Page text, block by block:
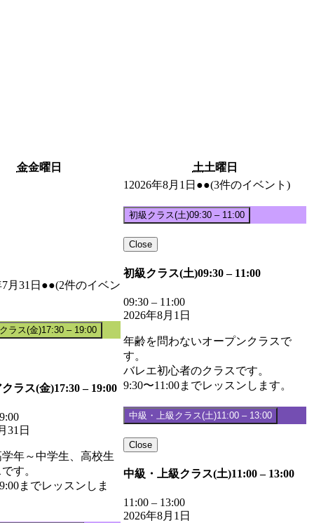
金金曜日 土土曜日
月31日 ●●(2件のイベン
ラス(金)17:30 – 19:00
ラス(金)17:30 – 19:00
31日
年～中学生、高校生
す。
までレッスンしま
1 2026年8月1日 ●●(3件のイベント)
初級クラス(土)09:30 – 11:00
Close
初級クラス(土)09:30 – 11:00
09:30 – 11:00
2026年8月1日
年齢を問わないオープンクラスで
す。
バレエ初心者のクラスです。
9:30〜11:00までレッスンします。
中級・上級クラス(土)11:00 – 13:00
Close
中級・上級クラス(土)11:00 – 13:00
11:00 – 13:00
2026年8月1日